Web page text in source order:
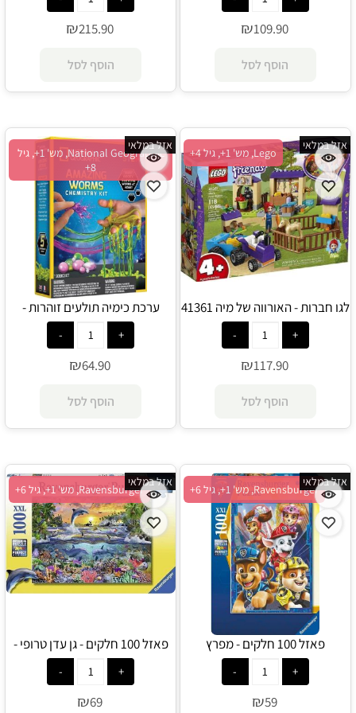
₪109.90
הוסף לסל
₪215.90
הוסף לסל
Lego, מש' 1+, גיל 4+
אזל במלאי
לגו חברות - האורווה של מיה 41361
₪117.90
הוסף לסל
National Geographic, מש' 1+, גיל
8+
אזל במלאי
ערכת כימיה תולעים זוהרות -
National Geographic
₪64.90
הוסף לסל
Ravensburger, מש' 1+, גיל 6+
אזל במלאי
פאזל 100 חלקים - מפרץ
ההרפתקאות - Ravensburger
₪59
Ravensburger, מש' 1+, גיל 6+
אזל במלאי
פאזל 100 חלקים - גן עדן טרופי -
עולם המים - Ravensburger
₪69